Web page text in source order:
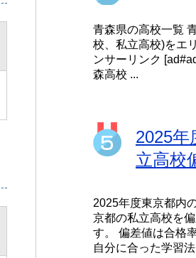
青森県の高校一覧
校、私立高校)をエ
ンサーリンク
森高校 ...
2025年
立高校
2025年度東京都内
京都の私立高校を
す。 偏差値は合格
自分に合った学習